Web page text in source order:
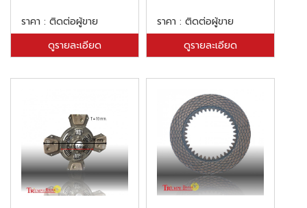
ราคา : ติดต่อผู้ขาย
ดูรายละเอียด
ราคา : ติดต่อผู้ขาย
ดูรายละเอียด